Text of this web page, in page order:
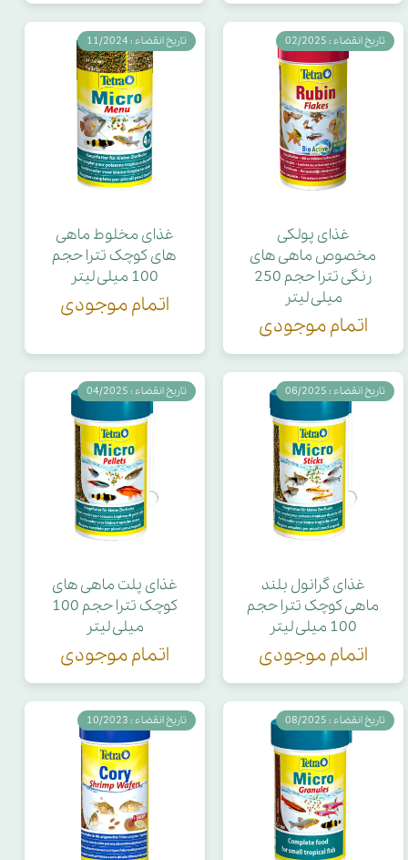
غذای پولکی
مخصوص ماهی های
رنگی تترا حجم 250
میلی لیتر
اتمام موجودی
تاریخ انقضاء : 02/2025
غذای مخلوط ماهی
های کوچک تترا حجم
100 میلی لیتر
اتمام موجودی
تاریخ انقضاء : 11/2024
غذای گرانول بلند
ماهی کوچک تترا حجم
100 میلی لیتر
اتمام موجودی
تاریخ انقضاء : 06/2025
غذای پلت ماهی های
کوچک تترا حجم 100
میلی لیتر
اتمام موجودی
تاریخ انقضاء : 04/2025
تاریخ انقضاء : 08/2025 تاریخ انقضاء : 10/2023